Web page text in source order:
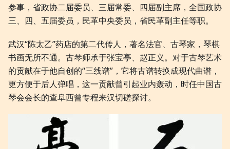
参事，省政协二届委员、三届常委、四届副主席，全国政协
三、四、五届委员，民革中央委员，省民革副主任等职。
武汉“陈太乙”药店的第二代传人，著名法官、古琴家，琴棋
书画无所不通。古琴师承于张宝亭、赵正义。对于古琴艺术
的贡献在于他自创的“三线谱”，它将古谱转换成现代曲谱，
更方便于后人弹唱，这一贡献曾引起业内轰动，时任中国古
琴会会长的查阜西曾专程来汉切磋探讨。